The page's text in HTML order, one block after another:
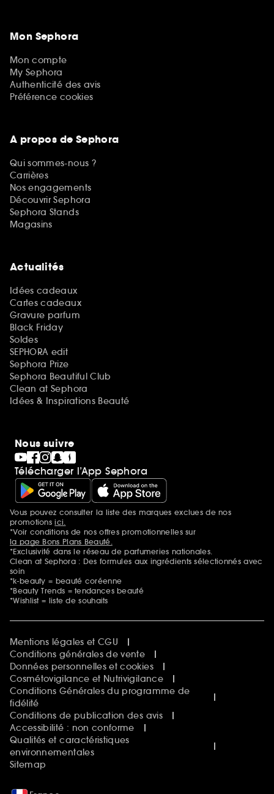
Mon Sephora
Mon compte
My Sephora
Authenticité des avis
Préférence cookies
A propos de Sephora
Qui sommes-nous ?
Carrières
Nos engagements
Découvrir Sephora
Sephora Stands
Magasins
Actualités
Idées cadeaux
Cartes cadeaux
Gravure parfum
Black Friday
Soldes
SEPHORA edit
Sephora Prize
Sephora Beautiful Club
Clean at Sephora
Idées & Inspirations Beauté
Nous suivre
Télécharger l’App Sephora
Mentions additionnelles
Vous pouvez consulter la liste des marques exclues de nos
promotionsici.
*Voir conditions de nos offres promotionnelles sur
la page Bons Plans Beauté.
*Exclusivité dans le réseau de parfumeries nationales.
Clean at Sephora : Des formules aux ingrédients sélectionnés avec
soin
*k-beauty = beauté coréenne
*Beauty Trends = tendances beauté
*Wishlist = liste de souhaits
Mentions légales et CGU
Conditions générales de vente
Données personnelles et cookies
Cosmétovigilance et Nutrivigilance
Conditions Générales du programme de
fidélité
Conditions de publication des avis
Accessibilité : non conforme
Qualités et caractéristiques
environnementales
Sitemap